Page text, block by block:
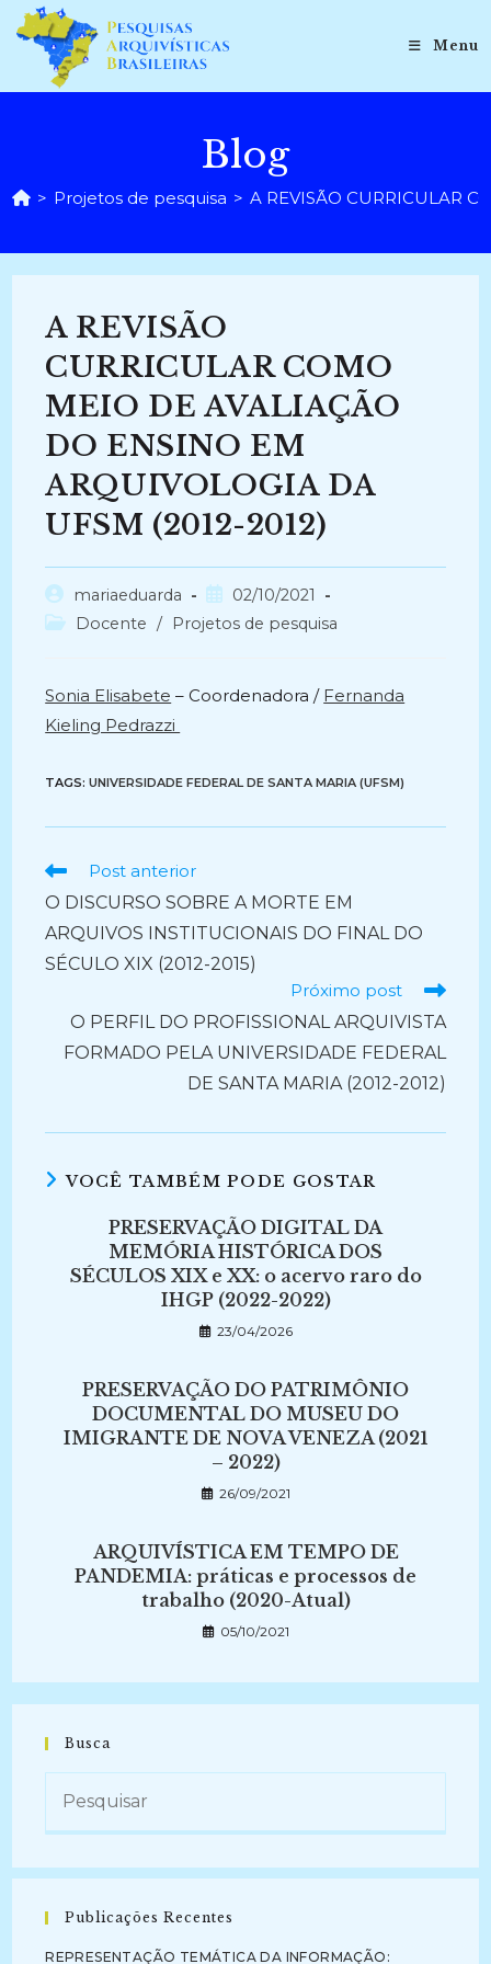
para
conteúdo
Menu
Blog
> Projetos de pesquisa > A REVISÃO CURRICULAR
A REVISÃO
CURRICULAR COMO
MEIO DE AVALIAÇÃO
DO ENSINO EM
ARQUIVOLOGIA DA
UFSM (2012-2012)
Autor
do
mariaeduarda
Post
publicado:
02/10/2021
Categoria
Docente / Projetos de pesquisa
Sonia Elisabete – Coordenadora / Fernanda
Kieling Pedrazzi
TAGS:UNIVERSIDADE FEDERAL DE SANTA MARIA (UFSM)
Ler
artigos
Post anterior
O DISCURSO SOBRE A MORTE EM
ARQUIVOS INSTITUCIONAIS DO FINAL DO
SÉCULO XIX (2012-2015)
Próximo post
O PERFIL DO PROFISSIONAL ARQUIVISTA
FORMADO PELA UNIVERSIDADE FEDERAL
DE SANTA MARIA (2012-2012)
VOCÊ TAMBÉM PODE GOSTAR
PRESERVAÇÃO DIGITAL DA
MEMÓRIA HISTÓRICA DOS
SÉCULOS XIX e XX: o acervo raro do
IHGP (2022-2022)
23/04/2026
PRESERVAÇÃO DO PATRIMÔNIO
DOCUMENTAL DO MUSEU DO
IMIGRANTE DE NOVA VENEZA (2021
– 2022)
26/09/2021
ARQUIVÍSTICA EM TEMPO DE
PANDEMIA: práticas e processos de
trabalho (2020-Atual)
05/10/2021
Busca
Publicações Recentes
REPRESENTAÇÃO TEMÁTICA DA INFORMAÇÃO: